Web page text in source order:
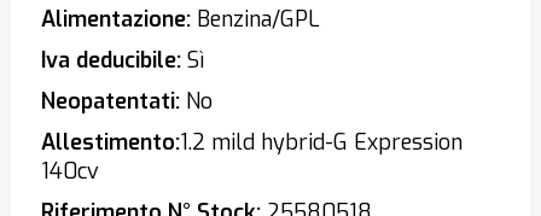
Alimentazione:Benzina/GPL
Iva deducibile:Sì
Neopatentati:No
Allestimento:1.2 mild hybrid-G Expression
140cv